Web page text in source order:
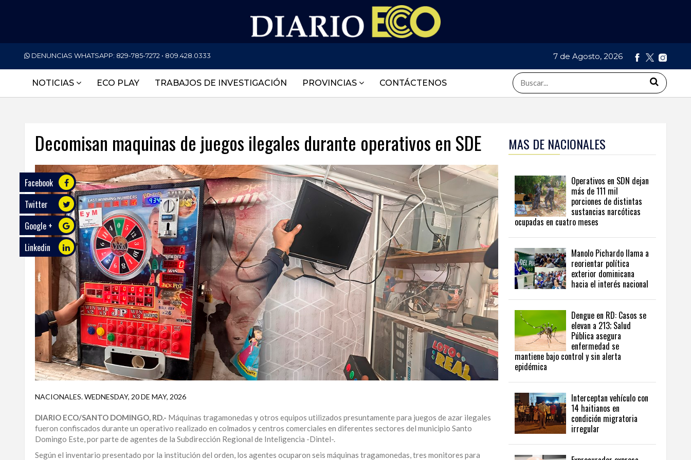
DENUNCIAS WHATSAPP: 829-785-7272 • 809.428.0333 7 de Agosto, 2026
NOTICIAS ECO PLAY TRABAJOS DE INVESTIGACIÓN PROVINCIAS CONTÁCTENOS
NACIONALES
ECONOMÍA
ENTRETENIMIENTO
SALUD
TECNOLOGÍA
ECO
TRABAJOS
INVESTIGACIÓN
PROVINCIAS
DISTRITO
NACIONAL
SANTO
DOMINGO
SANTIAGO
JUAN
Decomisan maquinas de juegos ilegales durante operativos en SDE
Facebook
Twitter
Google +
Linkedin
NACIONALES.WEDNESDAY, 20 DE MAY, 2026
DIARIO ECO/SANTO DOMINGO, RD.- Máquinas tragamonedas y otros equipos utilizados presuntamente para juegos de azar ilegales
fueron confiscados durante un operativo realizado en colmados y centros comerciales en diferentes sectores del municipio Santo
Domingo Este, por parte de agentes de la Subdirección Regional de Inteligencia -Dintel-.
Según el inventario presentado por la institución del orden, los agentes ocuparon seis máquinas tragamonedas, tres monitores para
MAS DE NACIONALES
Operativos en SDN dejan
más de 111 mil
porciones de distintas
sustancias narcóticas
ocupadas en cuatro meses
Manolo Pichardo llama a
reorientar política
exterior dominicana
hacia el interés nacional
Dengue en RD: Casos se
elevan a 213; Salud
Pública asegura
enfermedad se
mantiene bajo control y sin alerta
epidémica
Interceptan vehículo con
14 haitianos en
condición migratoria
irregular